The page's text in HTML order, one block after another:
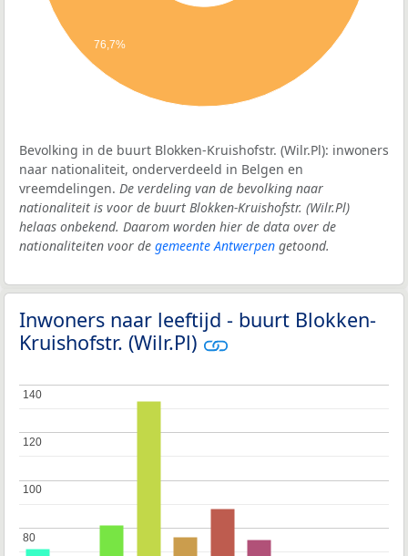
76,7%
Bevolking in de buurt Blokken-Kruishofstr. (Wilr.Pl): inwoners
naar nationaliteit, onderverdeeld in Belgen en
vreemdelingen. De verdeling van de bevolking naar
nationaliteit is voor de buurt Blokken-Kruishofstr. (Wilr.Pl)
helaas onbekend. Daarom worden hier de data over de
nationaliteiten voor de gemeente Antwerpen getoond.
Inwoners naar leeftijd - buurt Blokken-
Kruishofstr. (Wilr.Pl)
80
80
100
100
120
120
140
140